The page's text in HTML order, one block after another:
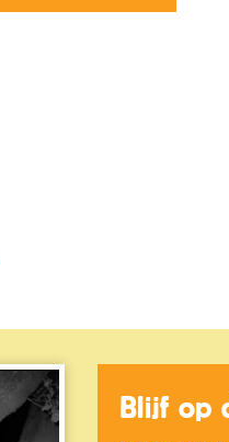
Blijf op